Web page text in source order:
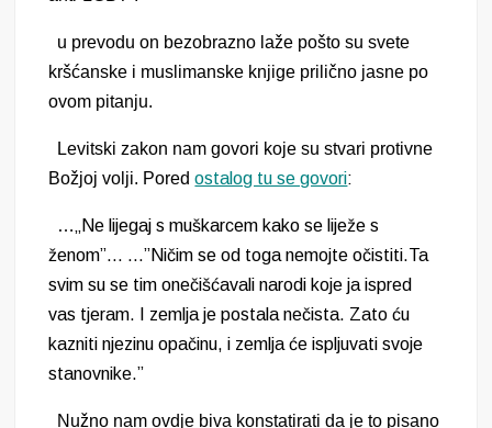
u prevodu on bezobrazno laže pošto su svete
kršćanske i muslimanske knjige prilično jasne po
ovom pitanju.
Levitski zakon nam govori koje su stvari protivne
Božjoj volji. Poredostalog tu se govori:
…„Ne lijegaj s muškarcem kako se liježe s
ženom”… …”Ničim se od toga nemojte očistiti.Ta
svim su se tim onečišćavali narodi koje ja ispred
vas tjeram. I zemlja je postala nečista. Zato ću
kazniti njezinu opačinu, i zemlja će ispljuvati svoje
stanovnike.”
Nužno nam ovdje biva konstatirati da je to pisano